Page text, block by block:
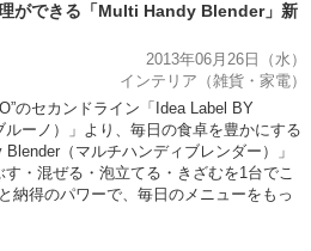
理ができる「Multi Handy Blender」新
2013年06月26日（水）
インテリア（雑貨・家電）
のセカンドライン「Idea Label BY
ーノ）」より、毎日の食卓を豊かにする
（マルチハンディブレンダー）」
・混ぜる・泡立てる・きざむを1台でこ
納得のパワーで、毎日のメニューをもっ